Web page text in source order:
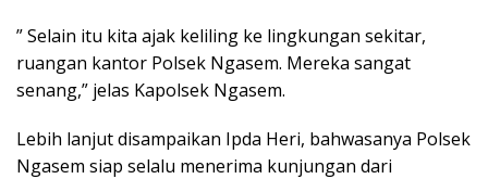
” Selain itu kita ajak keliling ke lingkungan sekitar,
ruangan kantor Polsek Ngasem. Mereka sangat
senang,” jelas Kapolsek Ngasem.
Lebih lanjut disampaikan Ipda Heri, bahwasanya Polsek
Ngasem siap selalu menerima kunjungan dari